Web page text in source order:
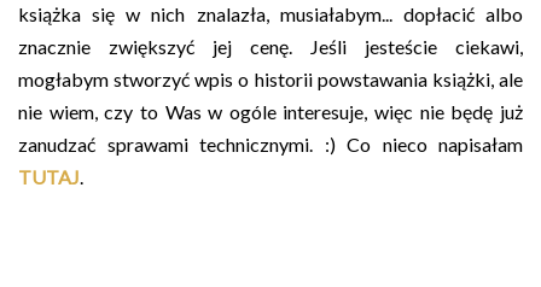
książka się w nich znalazła, musiałabym... dopłacić albo
znacznie zwiększyć jej cenę. Jeśli jesteście ciekawi,
mogłabym stworzyć wpis o historii powstawania książki, ale
nie wiem, czy to Was w ogóle interesuje, więc nie będę już
zanudzać sprawami technicznymi. :) Co nieco napisałam
TUTAJ.